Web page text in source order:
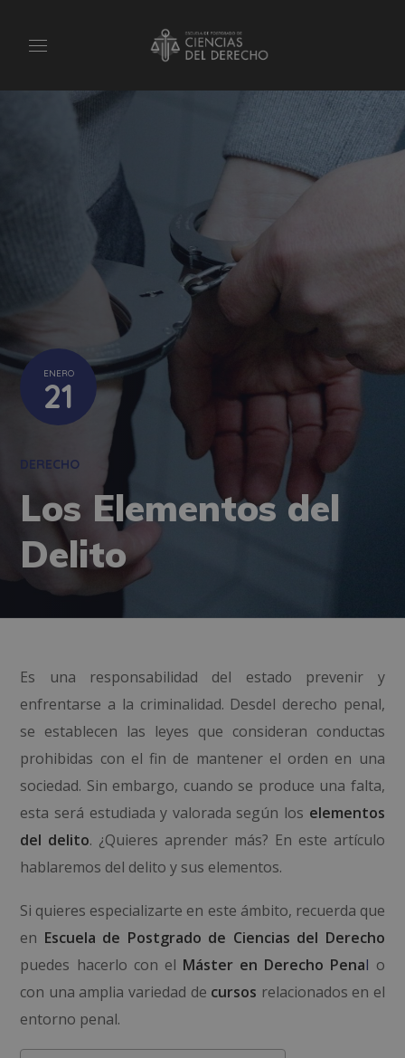
ENERO
21
DERECHO
Los Elementos del
Delito
Es una responsabilidad del estado prevenir y
enfrentarse a la criminalidad. Desdel derecho penal,
se establecen las leyes que consideran conductas
prohibidas con el fin de mantener el orden en una
sociedad. Sin embargo, cuando se produce una falta,
esta será estudiada y valorada según los elementos
del delito. ¿Quieres aprender más? En este artículo
hablaremos del delito y sus elementos.
Si quieres especializarte en este ámbito, recuerda que
en Escuela de Postgrado de Ciencias del Derecho
puedes hacerlo con el Máster en Derecho Penal o
con una amplia variedad de cursos relacionados en el
entorno penal.